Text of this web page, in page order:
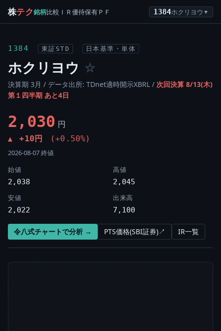
株テク銘柄比較 ＩＲ優待保有ＰＦ 1384ホクリヨウ ▼
1384 東証STD 日本基準・単体
ホクリヨウ ☆
決算期 3月 / データ出所: TDnet適時開示XBRL / 次回決算 8/13(木)
第１四半期 あと4日
2,030 円
▲ +10円 (+0.50%)
2026-08-07 終値
始値
2,038
高値
2,045
安値
2,022
出来高
7,100
令八式チャートで分析 → PTS価格(SBI証券)↗ IR一覧